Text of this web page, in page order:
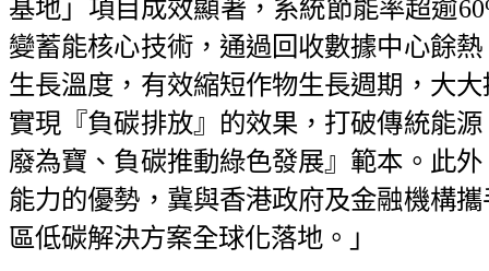
基地」項目成效顯著，系統節能率超逾
變蓄能核心技術，通過回收數據中心餘
生長溫度，有效縮短作物生長週期，大
實現『負碳排放』的效果，打破傳統能
廢為寶、負碳推動綠色發展』範本。此
能力的優勢，冀與香港政府及金融機構
區低碳解決方案全球化落地。」